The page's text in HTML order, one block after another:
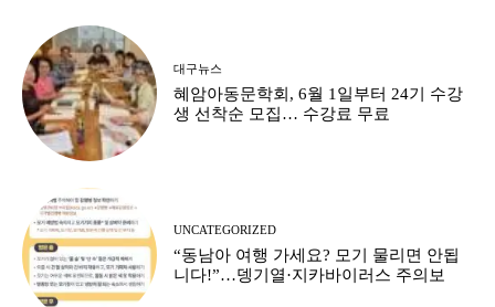
대구뉴스
혜암아동문학회, 6월 1일부터 24기 수강
생 선착순 모집… 수강료 무료
UNCATEGORIZED
“동남아 여행 가세요? 모기 물리면 안됩
니다!”…뎅기열·지카바이러스 주의보